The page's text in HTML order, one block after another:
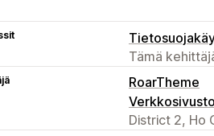
Tämä
RoarTheme
Verkkosivusto
District 2, Ho